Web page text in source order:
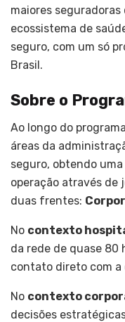
maiores seguradoras
ecossistema de
seguro, com um só
Brasil.
Sobre o
Ao longo do
áreas da
seguro, obtendo
operação através
duas frentes:
No contexto
da rede de quase 80
contato direto com a
No contexto
decisões